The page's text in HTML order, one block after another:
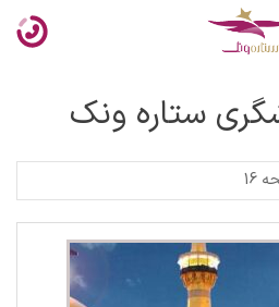
ستاره ونک
16